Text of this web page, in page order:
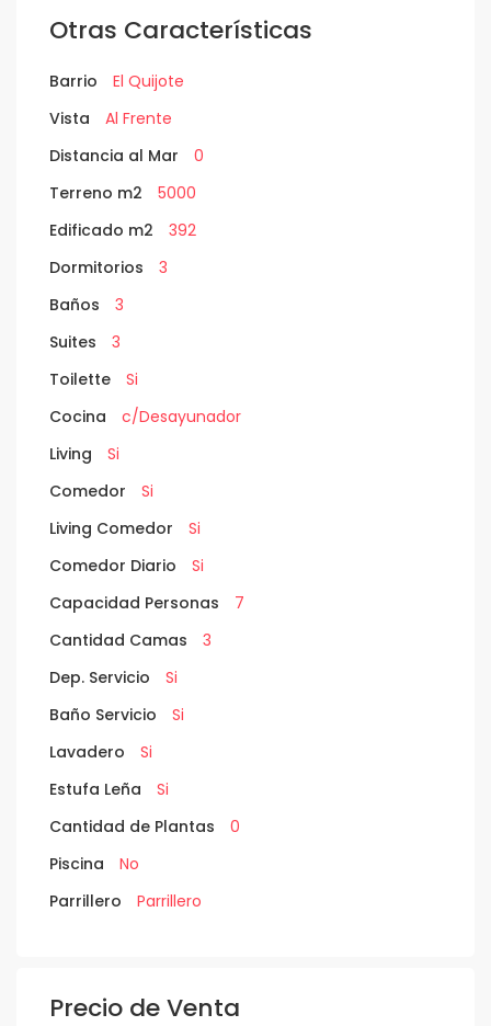
Otras Características
Barrio
El Quijote
Vista
Al Frente
Distancia al Mar
0
Terreno m2
5000
Edificado m2
392
Dormitorios
3
Baños
3
Suites
3
Toilette
Si
Cocina
c/Desayunador
Living
Si
Comedor
Si
Living Comedor
Si
Comedor Diario
Si
Capacidad Personas
7
Cantidad Camas
3
Dep. Servicio
Si
Baño Servicio
Si
Lavadero
Si
Estufa Leña
Si
Cantidad de Plantas
0
Piscina
No
Parrillero
Parrillero
Precio de Venta